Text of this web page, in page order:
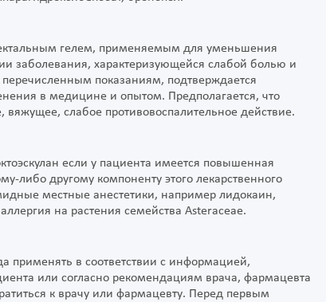
гелем, применяемым для уменьшения
заболевания, характеризующейся слабой болью и
показаниям, подтверждается
в медицине и опытом. Предполагается, что
вяжущее, слабое противовоспалительное действие.
если у пациента имеется повышенная
либо другому компоненту этого лекарственного
местные анестетики, например лидокаин,
на растения семейства Asteraceae.
применять в соответствии с информацией,
или согласно рекомендациям врача, фармацевта
к врачу или фармацевту. Перед первым